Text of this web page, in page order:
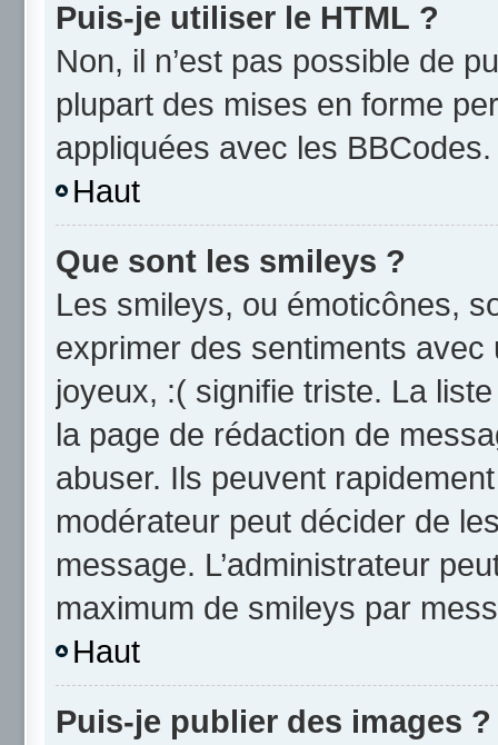
Puis-je utiliser le HTML ?
Non, il n’est pas possible de
plupart des mises en forme
appliquées avec les BBCodes.
Haut
Que sont les smileys ?
Les smileys, ou émoticônes,
exprimer des sentiments
joyeux, :( signifie triste. La
la page de rédaction de
abuser. Ils peuvent
modérateur peut décider de
message. L’administrateur
maximum de smileys par
Haut
Puis-je publier des images ?